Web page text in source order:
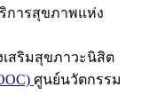
การสุขภาพแห่ง
สริมสุขภาวะนิสิต
ศูนย์นวัตกรรม